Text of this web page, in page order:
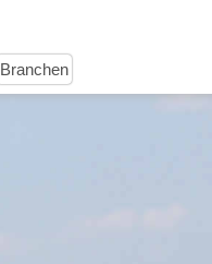
Branchen